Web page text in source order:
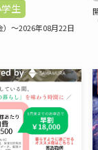
生
～2026年08月22日